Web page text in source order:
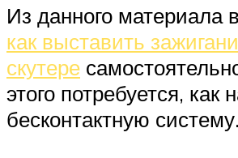
Из данного материала
как выставить
скутере
этого потребуется, как
бесконтактную систему.